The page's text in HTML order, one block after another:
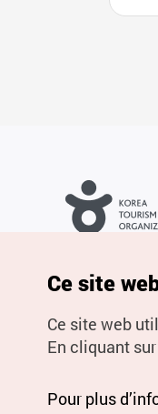
Pour les rapports
adressez vos
Ce site
Ce site web
En cliquant
Pour plus